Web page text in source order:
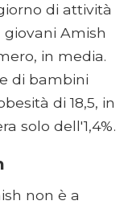
di attività
giovani Amish
in media.
di bambini
di 18,5, in
solo dell'1,4%.
non è a